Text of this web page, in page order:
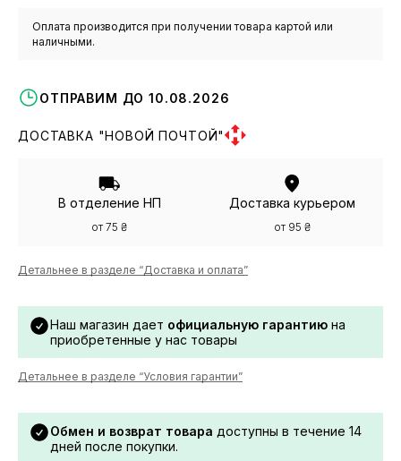
Оплата производится при получении товара картой или
наличными.
ОТПРАВИМ ДО 10.08.2026
ДОСТАВКА "НОВОЙ ПОЧТОЙ"
В отделение НП
от 75 ₴
Доставка курьером
от 95 ₴
Детальнее в разделе “Доставка и оплата”
Наш магазин дает официальную гарантию на
приобретенные у нас товары
Детальнее в разделе “Условия гарантии”
Обмен и возврат товара доступны в течение 14
дней после покупки.